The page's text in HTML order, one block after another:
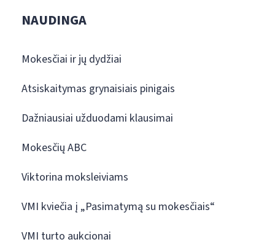
NAUDINGA
Mokesčiai ir jų dydžiai
Atsiskaitymas grynaisiais pinigais
Dažniausiai užduodami klausimai
Mokesčių ABC
Viktorina moksleiviams
VMI kviečia į „Pasimatymą su mokesčiais“
VMI turto aukcionai